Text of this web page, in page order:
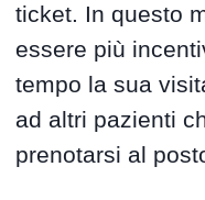
ticket. In questo
essere più
tempo la sua
ad altri pazienti
prenotarsi al